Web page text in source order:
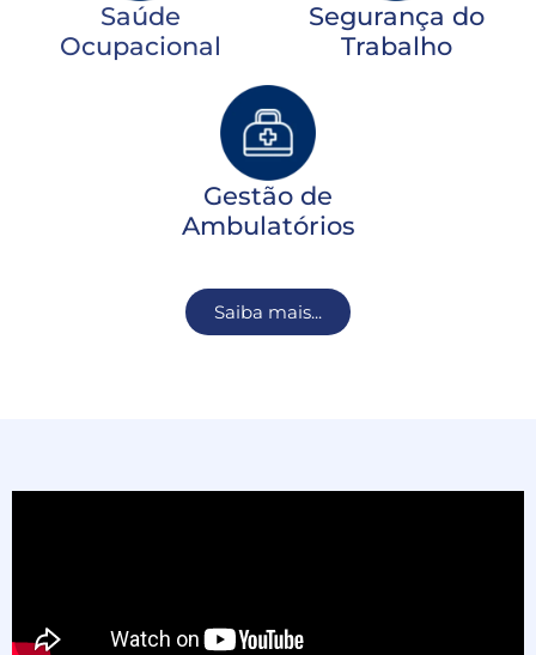
Saúde
Ocupacional
Segurança do
Trabalho
Gestão de
Ambulatórios
Saiba mais...